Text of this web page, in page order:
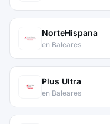
NorteHispana
en Baleares
Plus Ultra
en Baleares